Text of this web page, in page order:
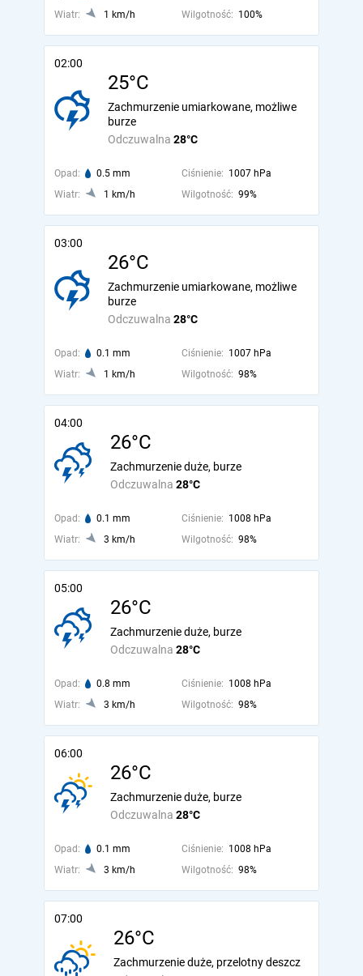
Wiatr:
1 km/h Wilgotność: 100%
02:00
25°C
Odczuwalna 28°C
Zachmurzenie umiarkowane, możliwe
burze
Opad: 0.5 mm Ciśnienie: 1007 hPa
Wiatr:
1 km/h Wilgotność: 99%
03:00
26°C
Odczuwalna 28°C
Zachmurzenie umiarkowane, możliwe
burze
Opad: 0.1 mm Ciśnienie: 1007 hPa
Wiatr:
1 km/h Wilgotność: 98%
04:00
26°C
Odczuwalna 28°C
Zachmurzenie duże, burze
Opad: 0.1 mm Ciśnienie: 1008 hPa
Wiatr:
3 km/h Wilgotność: 98%
05:00
26°C
Odczuwalna 28°C
Zachmurzenie duże, burze
Opad: 0.8 mm Ciśnienie: 1008 hPa
Wiatr:
3 km/h Wilgotność: 98%
06:00
26°C
Odczuwalna 28°C
Zachmurzenie duże, burze
Opad: 0.1 mm Ciśnienie: 1008 hPa
Wiatr:
3 km/h Wilgotność: 98%
07:00
26°C
Zachmurzenie duże, przelotny deszcz